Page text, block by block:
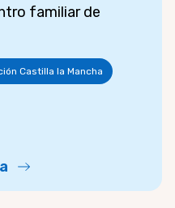
familiar de
Castilla la Mancha